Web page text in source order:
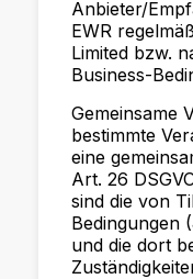
Anbieter/
EWR
Limited bzw.
Business-
Gemeinsame
bestimmte
eine
Art. 26
sind die von
Bedingungen
und die dort